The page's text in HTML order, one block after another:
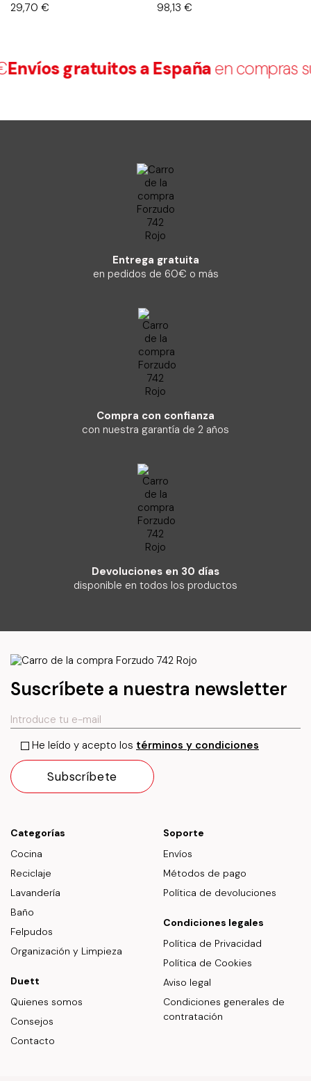
29,70 € 98,13 €
gratuitos a Españaen compras
Entrega gratuita
en pedidos de 60€ o más
Compra con confianza
con nuestra garantía de 2 años
Devoluciones en 30 días
disponible en todos los productos
Suscríbete a nuestra newsletter
He leído y acepto los términos y condiciones
Categorías
Cocina
Reciclaje
Lavandería
Baño
Felpudos
Organización y Limpieza
Duett
Quienes somos
Consejos
Contacto
Soporte
Envíos
Métodos de pago
Política de devoluciones
Condiciones legales
Política de Privacidad
Política de Cookies
Aviso legal
Condiciones generales de
contratación